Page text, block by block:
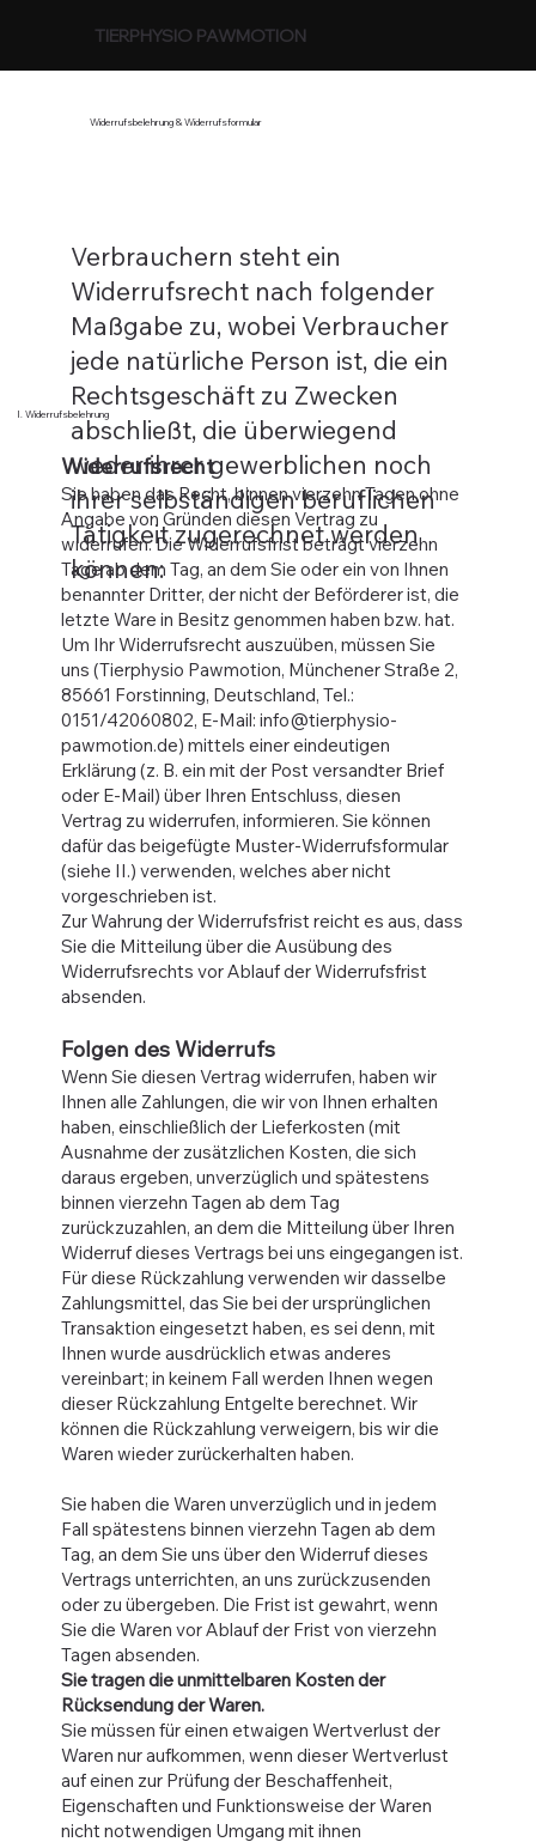
TIERPHYSIO PAWMOTION
Widerrufsbelehrung & Widerrufsformular
Verbrauchern steht ein
Widerrufsrecht nach folgender
Maßgabe zu, wobei Verbraucher
jede natürliche Person ist, die ein
Rechtsgeschäft zu Zwecken
abschließt, die überwiegend
weder ihrer gewerblichen noch
ihrer selbständigen beruflichen
Tätigkeit zugerechnet werden
können:
Widerrufsrecht
Sie haben das Recht, binnen vierzehn Tagen ohne
Angabe von Gründen diesen Vertrag zu
widerrufen. Die Widerrufsfrist beträgt vierzehn
Tage ab dem Tag, an dem Sie oder ein von Ihnen
benannter Dritter, der nicht der Beförderer ist, die
letzte Ware in Besitz genommen haben bzw. hat.
Um Ihr Widerrufsrecht auszuüben, müssen Sie
uns (Tierphysio Pawmotion, Münchener Straße 2,
85661 Forstinning, Deutschland, Tel.:
0151/42060802, E-Mail: info@tierphysio-
pawmotion.de) mittels einer eindeutigen
Erklärung (z. B. ein mit der Post versandter Brief
oder E-Mail) über Ihren Entschluss, diesen
Vertrag zu widerrufen, informieren. Sie können
dafür das beigefügte Muster-Widerrufsformular
(siehe II.) verwenden, welches aber nicht
vorgeschrieben ist.
Zur Wahrung der Widerrufsfrist reicht es aus, dass
Sie die Mitteilung über die Ausübung des
Widerrufsrechts vor Ablauf der Widerrufsfrist
absenden.
Folgen des Widerrufs
Wenn Sie diesen Vertrag widerrufen, haben wir
Ihnen alle Zahlungen, die wir von Ihnen erhalten
haben, einschließlich der Lieferkosten (mit
Ausnahme der zusätzlichen Kosten, die sich
daraus ergeben, unverzüglich und spätestens
binnen vierzehn Tagen ab dem Tag
zurückzuzahlen, an dem die Mitteilung über Ihren
Widerruf dieses Vertrags bei uns eingegangen ist.
Für diese Rückzahlung verwenden wir dasselbe
Zahlungsmittel, das Sie bei der ursprünglichen
Transaktion eingesetzt haben, es sei denn, mit
Ihnen wurde ausdrücklich etwas anderes
vereinbart; in keinem Fall werden Ihnen wegen
dieser Rückzahlung Entgelte berechnet. Wir
können die Rückzahlung verweigern, bis wir die
Waren wieder zurückerhalten haben.
Sie haben die Waren unverzüglich und in jedem
Fall spätestens binnen vierzehn Tagen ab dem
Tag, an dem Sie uns über den Widerruf dieses
Vertrags unterrichten, an uns zurückzusenden
oder zu übergeben. Die Frist ist gewahrt, wenn
Sie die Waren vor Ablauf der Frist von vierzehn
Tagen absenden.
Sie tragen die unmittelbaren Kosten der
Rücksendung der Waren.
Sie müssen für einen etwaigen Wertverlust der
Waren nur aufkommen, wenn dieser Wertverlust
auf einen zur Prüfung der Beschaffenheit,
Eigenschaften und Funktionsweise der Waren
nicht notwendigen Umgang mit ihnen
I. Widerrufsbelehrung